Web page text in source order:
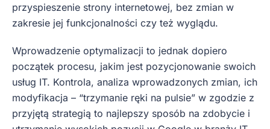
przyspieszenie strony internetowej, bez zmian w
zakresie jej funkcjonalności czy też wyglądu.
Wprowadzenie optymalizacji to jednak dopiero
początek procesu, jakim jest pozycjonowanie swoich
usług IT. Kontrola, analiza wprowadzonych zmian, ich
modyfikacja – “trzymanie ręki na pulsie” w zgodzie z
przyjętą strategią to najlepszy sposób na zdobycie i